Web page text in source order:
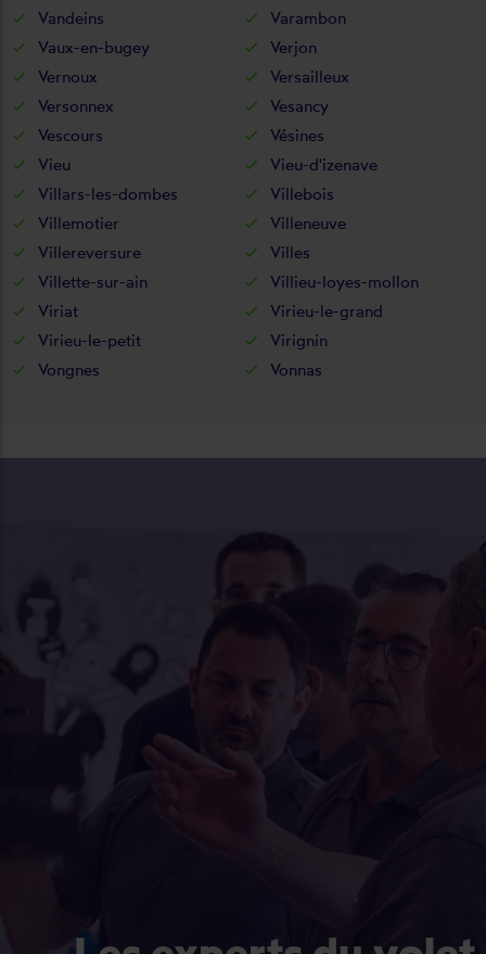
Vandeins
Varambon
Vaux-en-bugey
Verjon
Vernoux
Versailleux
Versonnex
Vesancy
Vescours
Vésines
Vieu
Vieu-d'izenave
Villars-les-dombes
Villebois
Villemotier
Villeneuve
Villereversure
Villes
Villette-sur-ain
Villieu-loyes-mollon
Viriat
Virieu-le-grand
Virieu-le-petit
Virignin
Vongnes
Vonnas